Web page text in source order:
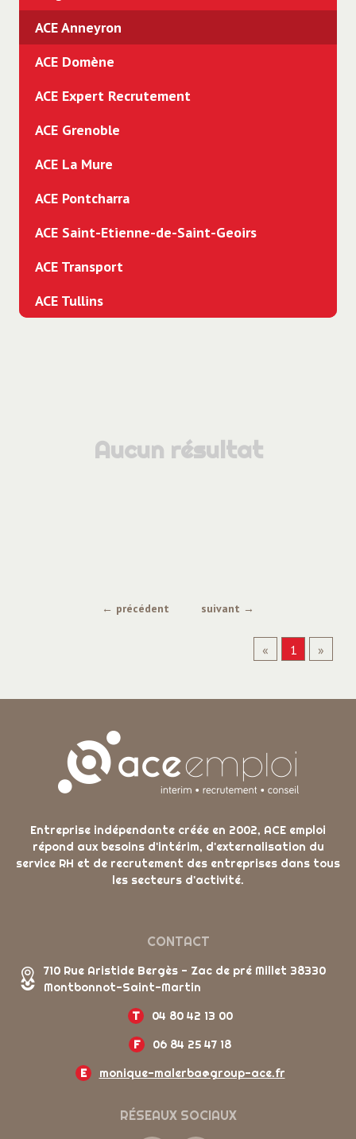
Aucun résultat
ACE Anneyron
ACE Domène
ACE Expert Recrutement
ACE Grenoble
ACE La Mure
ACE Pontcharra
ACE Saint-Etienne-de-Saint-Geoirs
ACE Transport
ACE Tullins
← précédent suivant →
« 1 »
Entreprise indépendante créée en 2002, ACE emploi
répond aux besoins d'intérim, d'externalisation du
service RH et de recrutement des entreprises dans tous
les secteurs d'activité.
CONTACT
710 Rue Aristide Bergès - Zac de pré Millet 38330
Montbonnot-Saint-Martin
T
04 80 42 13 00
F
06 84 25 47 18
E
monique-malerba@group-ace.fr
RÉSEAUX SOCIAUX